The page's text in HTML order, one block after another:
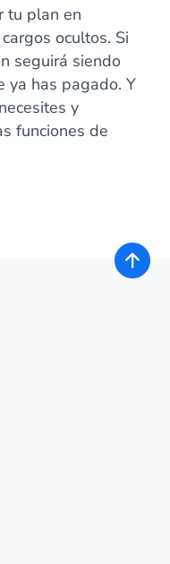
tu plan en
ocultos. Si
seguirá siendo
ya has pagado. Y
y
funciones de